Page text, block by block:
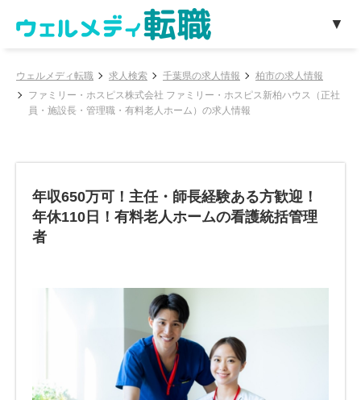
ウェルメディ転職 求人検索 千葉県の求人情報
柏市の求人情報
ファミリー・ホスピス株式会社 ファミリー・ホスピス新柏ハウス（正社
員・施設長・管理職・有料老人ホーム）の求人情報
年収650万可！主任・師長経験ある方歓迎！
年休110日！有料老人ホームの看護統括管理
者